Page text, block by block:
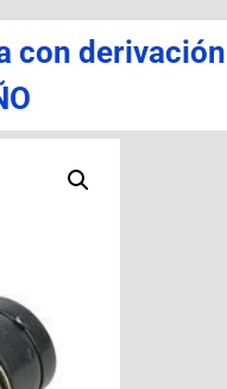
con derivación